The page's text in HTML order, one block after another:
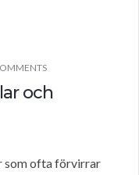
och
som ofta förvirrar